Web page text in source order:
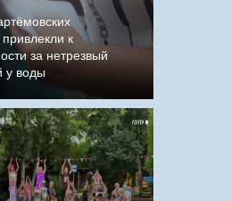
к
за нетрезвый
у воды